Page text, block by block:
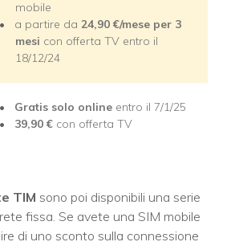
mobile
a partire da 24,90 €/mese per 3
mesi con offerta TV entro il
18/12/24
Gratis solo online entro il 7/1/25
39,90 € con offerta TV
TIM sono poi disponibili una serie
fissa. Se avete una SIM mobile
di uno sconto sulla connessione